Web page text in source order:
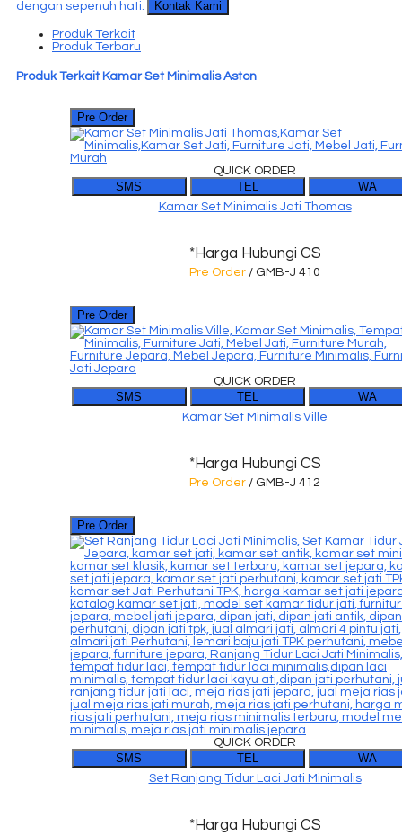
dengan sepenuh hati. Kontak Kami
Produk Terkait
Produk Terbaru
Produk Terkait Kamar Set Minimalis Aston
Pre Order
QUICK ORDER
SMS TEL WA
Kamar Set Minimalis Jati Thomas
*Harga Hubungi CS
Pre Order / GMB-J 410
Pre Order
QUICK ORDER
SMS TEL WA
Kamar Set Minimalis Ville
*Harga Hubungi CS
Pre Order / GMB-J 412
Pre Order
QUICK ORDER
SMS TEL WA
Set Ranjang Tidur Laci Jati Minimalis
*Harga Hubungi CS